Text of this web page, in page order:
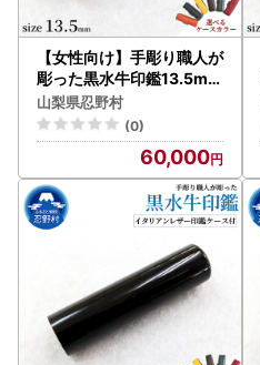
【女性向け】手彫り職人が
彫った黒水牛印鑑13.5mm
イタリアンレザー印鑑ケ
ース付き
山梨県忍野村
(0)
60,000